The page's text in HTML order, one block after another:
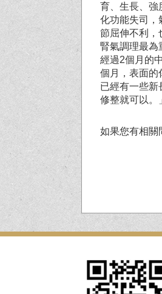
育、生長、強
化功能失司，
節屈伸不利，
腎氣調理最為
經過2個月的
個月，表面的
已經有一些新
修整就可以。
如果您有相關